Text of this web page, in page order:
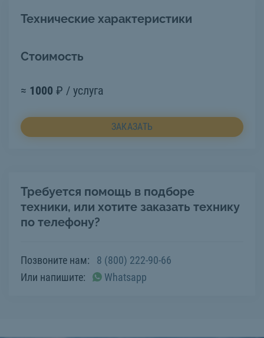
Технические характеристики
Стоимость
≈ 1000 ₽ / услуга
ЗАКАЗАТЬ
Требуется помощь в подборе
техники, или хотите заказать технику
по телефону?
Позвоните нам:
8 (800) 222-90-66
Или напишите:
Whatsapp